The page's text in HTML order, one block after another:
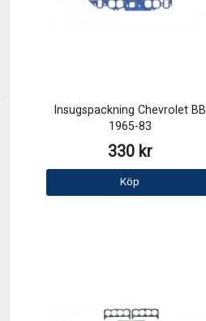
Insugspackning Chevrolet BB
1965-83
330 kr
Köp